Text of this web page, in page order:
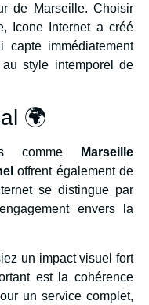
de Marseille. Choisir
Icone Internet a créé
capte immédiatement
au style intemporel de
🌍
comme
Marseille
offrent également de
se distingue par
envers la
un impact visuel fort
est la cohérence
un service complet,